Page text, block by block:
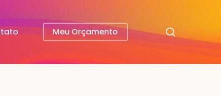
Meu Orçamento